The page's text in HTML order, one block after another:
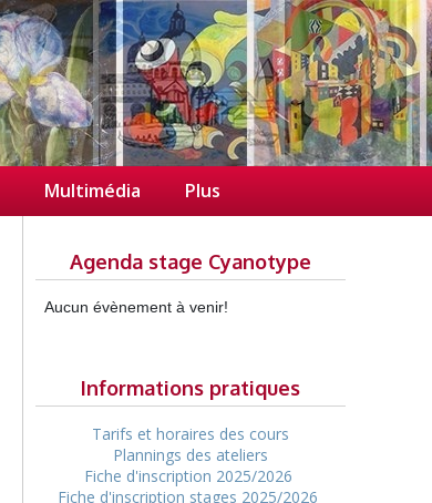
Multimédia Plus
Agenda stage Cyanotype
Aucun évènement à venir!
Informations pratiques
Tarifs et horaires des cours
Plannings des ateliers
Fiche d'inscription 2025/2026
Fiche d'inscription stages 2025/2026